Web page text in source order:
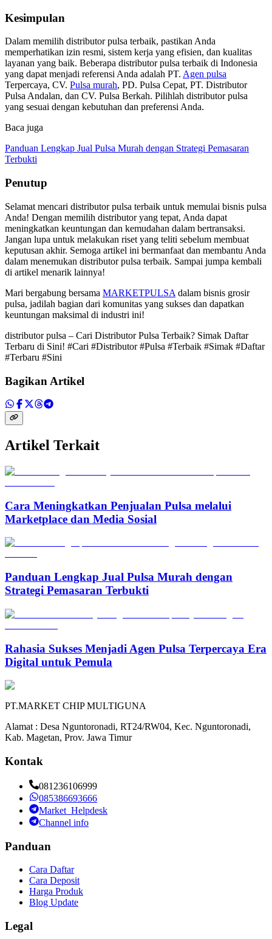
Kesimpulan
Dalam memilih distributor pulsa terbaik, pastikan Anda
memperhatikan izin resmi, sistem kerja yang efisien, dan kualitas
layanan yang baik. Beberapa distributor pulsa terbaik di Indonesia
yang dapat menjadi referensi Anda adalah PT. Agen pulsa
Terpercaya, CV. Pulsa murah, PD. Pulsa Cepat, PT. Distributor
Pulsa Andalan, dan CV. Pulsa Berkah. Pilihlah distributor pulsa
yang sesuai dengan kebutuhan dan preferensi Anda.
Baca juga
Panduan Lengkap Jual Pulsa Murah dengan Strategi Pemasaran
Terbukti
Penutup
Selamat mencari distributor pulsa terbaik untuk memulai bisnis pulsa
Anda! Dengan memilih distributor yang tepat, Anda dapat
meningkatkan keuntungan dan kemudahan dalam bertransaksi.
Jangan lupa untuk melakukan riset yang teliti sebelum membuat
keputusan akhir. Semoga artikel ini bermanfaat dan membantu Anda
dalam menemukan distributor pulsa terbaik. Sampai jumpa kembali
di artikel menarik lainnya!
Mari bergabung bersama MARKETPULSA dalam bisnis grosir
pulsa, jadilah bagian dari komunitas yang sukses dan dapatkan
keuntungan maksimal di industri ini!
distributor pulsa – Cari Distributor Pulsa Terbaik? Simak Daftar
Terbaru di Sini! #Cari #Distributor #Pulsa #Terbaik #Simak #Daftar
#Terbaru #Sini
Bagikan Artikel
Artikel Terkait
Cara Meningkatkan Penjualan Pulsa melalui
Marketplace dan Media Sosial
Panduan Lengkap Jual Pulsa Murah dengan
Strategi Pemasaran Terbukti
Rahasia Sukses Menjadi Agen Pulsa Terpercaya Era
Digital untuk Pemula
PT.MARKET CHIP MULTIGUNA
Alamat : Desa Nguntoronadi, RT24/RW04, Kec. Nguntoronadi,
Kab. Magetan, Prov. Jawa Timur
Kontak
081236106999
085386693666
Market_Helpdesk
Channel info
Panduan
Cara Daftar
Cara Deposit
Harga Produk
Blog Update
Legal